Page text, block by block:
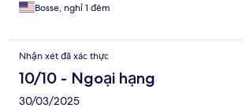
Bosse, nghỉ 1 đêm
Nhận xét đã xác thực
10/10 - Ngoại hạng
30/03/2025